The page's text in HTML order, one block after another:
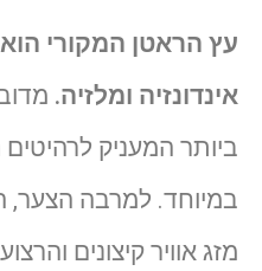
עץ הראטן המקורי
אינדונזיה ומלזיה.
ביותר המעניק
במיוחד. למרבה הצער,
מזג אוויר קיצונים